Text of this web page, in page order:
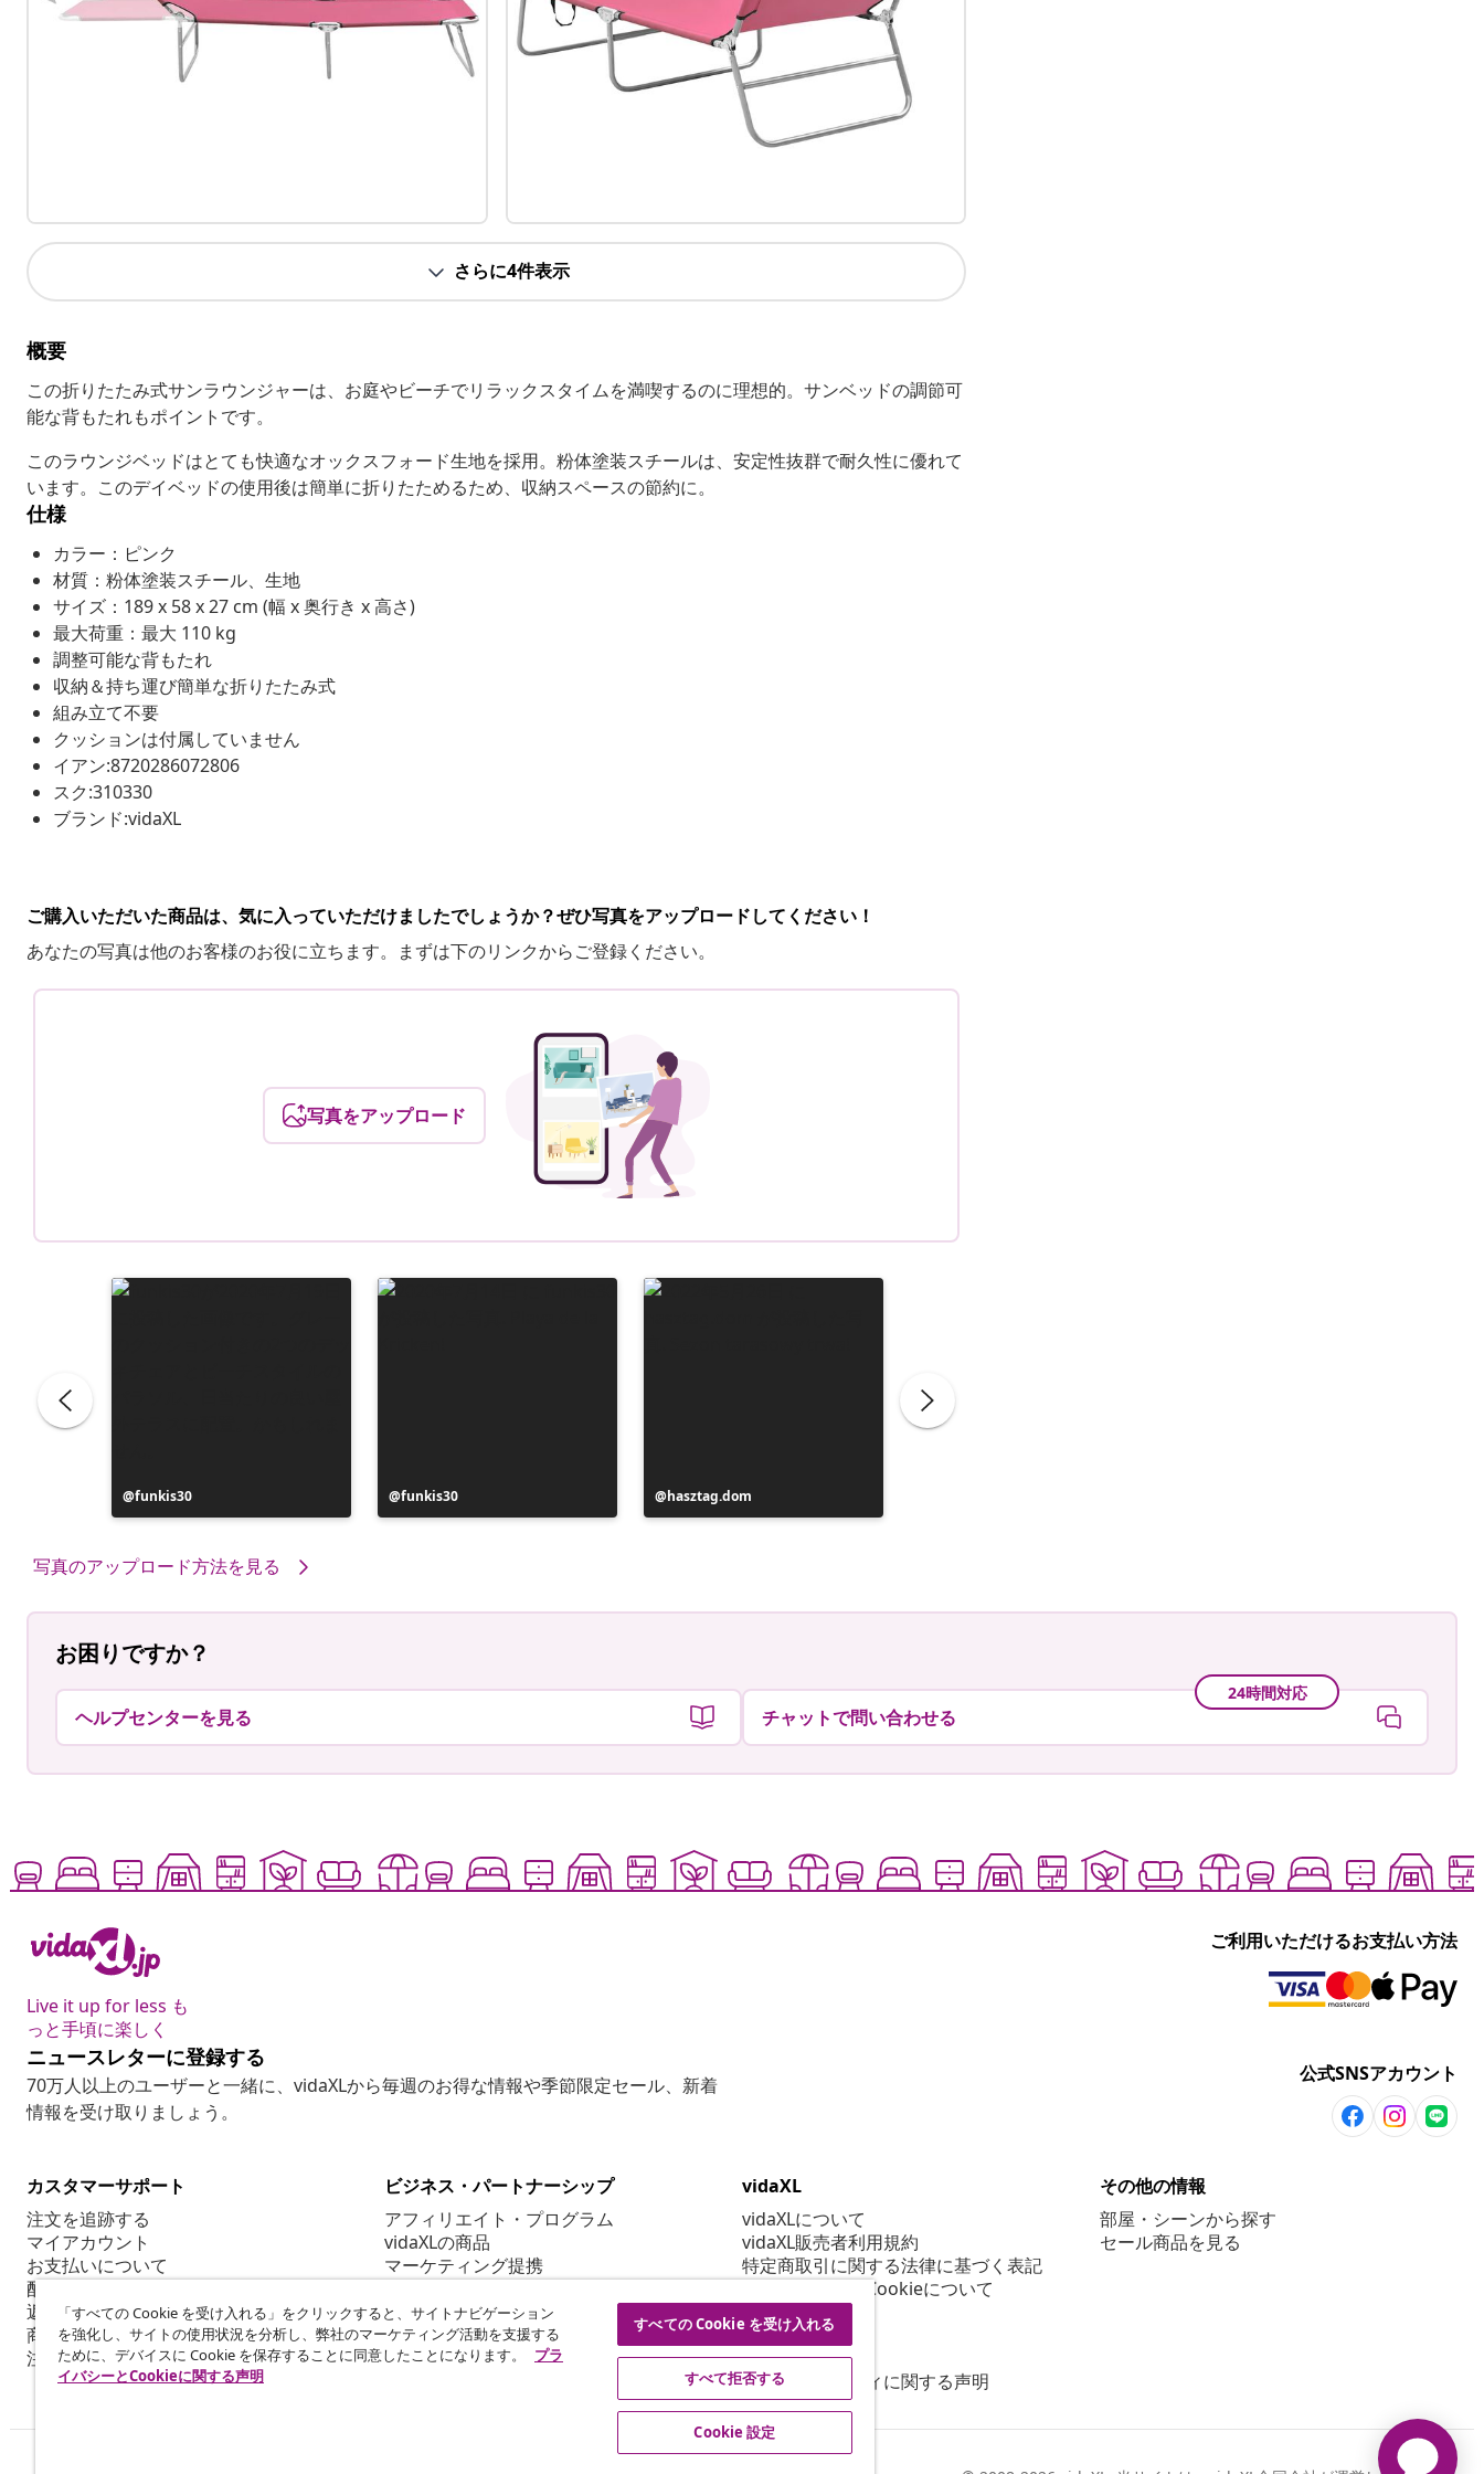
さらに4件表示
概要
この折りたたみ式サンラウンジャーは、お庭やビーチでリラックスタイムを満喫するのに理想的。サンベッドの調節可
能な背もたれもポイントです。
このラウンジベッドはとても快適なオックスフォード生地を採用。粉体塗装スチールは、安定性抜群で耐久性に優れて
います。このデイベッドの使用後は簡単に折りたためるため、収納スペースの節約に。
仕様
カラー：ピンク
材質：粉体塗装スチール、生地
サイズ：189 x 58 x 27 cm (幅 x 奥行き x 高さ)
最大荷重：最大 110 kg
調整可能な背もたれ
収納＆持ち運び簡単な折りたたみ式
組み立て不要
クッションは付属していません
イアン:8720286072806
スク:310330
ブランド:vidaXL
ご購入いただいた商品は、気に入っていただけましたでしょうか？ぜひ写真をアップロードしてください！
あなたの写真は他のお客様のお役に立ちます。まずは下のリンクからご登録ください。
写真をアップロード
投
稿
funkis30
投
稿
funkis30
投
稿
hasztag.dom
写真のアップロード方法を見る
お困りですか？
ヘルプセンターを見る
24時間対応
チャットで問い合わせる
Live it up for less も
っと手頃に楽しく
ご利用いただけるお支払い方法
ニュースレターに登録する
70万人以上のユーザーと一緒に、vidaXLから毎週のお得な情報や季節限定セール、新着
情報を受け取りましょう。
公式SNSアカウント
カスタマーサポート
注文を追跡する
マイアカウント
お支払いについて
配送について
返品について
商品情報
注文について
ビジネス・パートナーシップ
アフィリエイト・プログラム
vidaXLの商品
マーケティング提携
vidaXL
vidaXLについて
vidaXL販売者利用規約
特定商取引に関する法律に基づく表記
プライバシー＆Cookieについて
Cookie 設定
行動規範
セキュリティ
アクセシビリティに関する声明
その他の情報
部屋・シーンから探す
セール商品を見る
「すべての Cookie を受け入れる」をクリックすると、サイトナビゲーション
を強化し、サイトの使用状況を分析し、弊社のマーケティング活動を支援する
ために、デバイスに Cookie を保存することに同意したことになります。
プラ
イバシーとCookieに関する声明
すべての Cookie を受け入れる
すべて拒否する
Cookie 設定